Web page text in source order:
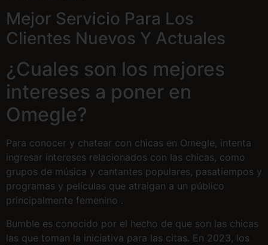
Mejor Servicio Para Los
Clientes Nuevos Y Actuales
¿Cuales son los mejores
intereses a poner en
Omegle?
Para conocer y chatear con chicas en Omegle, intenta
ingresar intereses relacionados con las chicas, como
grupos de música y cantantes populares, pasatiempos y
programas y películas que atraigan a un público
principalmente femenino .
Bumble es conocido por el hecho de que son las chicas
las que toman la iniciativa para las citas. En 2023, los